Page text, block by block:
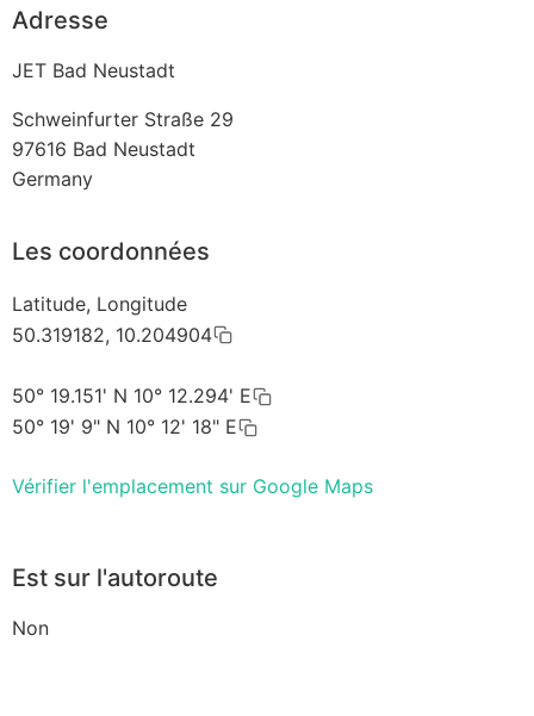
Adresse
JET Bad Neustadt
Schweinfurter Straße 29
97616 Bad Neustadt
Germany
Les coordonnées
Latitude, Longitude
50.319182, 10.204904
50° 19.151' N 10° 12.294' E
50° 19' 9" N 10° 12' 18" E
Vérifier l'emplacement sur Google Maps
Est sur l'autoroute
Non